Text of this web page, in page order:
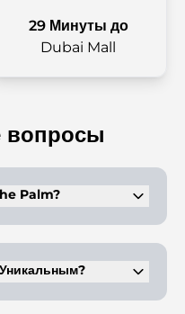
29 Минуты до
Dubai Mall
вопросы
Palm?
4 спальнями, а также